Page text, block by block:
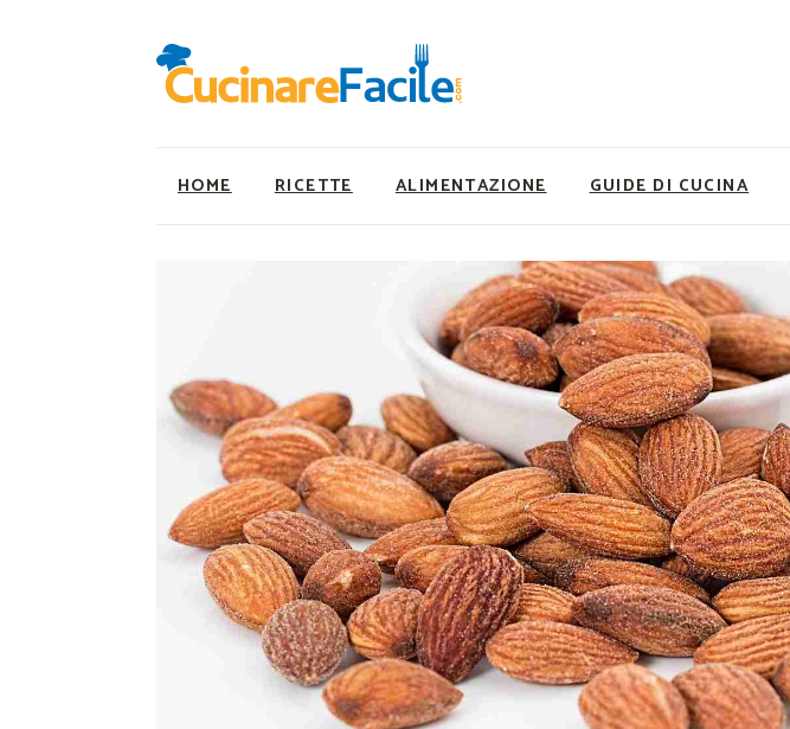
HOME RICETTE
Ricette Carne
Ricette Secondi
Ricette Pizze e Rustici
Ricette Contorni
Ricette Piatti unici
Ricette Pesce
Video Ricette
Ricette per Ingrediente
ALIMENTAZIONE
Super Alimenti
Nutrizionista a tavola
Ricette Vegetariane
Ricette Vegane
Rumors
GUIDE DI CUCINA